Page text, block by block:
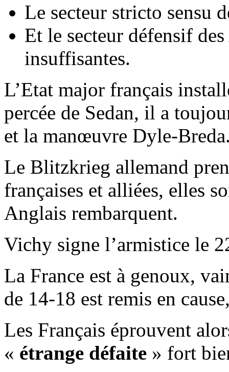
Le secteur stricto sensu
Et le secteur défensif
insuffisantes.
L’Etat major français
percée de Sedan, il a
et la manœuvre Dyle-
Le Blitzkrieg allemand
françaises et alliées, elles
Anglais rembarquent.
Vichy signe l’armistice le
La France est à genoux,
de 14-18 est remis en
Les Français éprouvent
« étrange défaite » fort